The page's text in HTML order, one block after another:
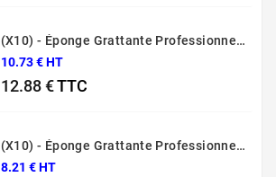
(X10) - Éponge Grattante Professionnelle Sponrex 74
10.73 € HT
12.88 €TTC
(X10) - Éponge Grattante Professionnelle Sponrex 52
8.21 € HT